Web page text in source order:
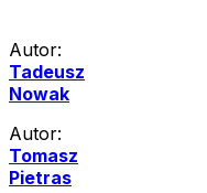
Autor:
Tadeusz
Nowak
Autor:
Tomasz
Pietras